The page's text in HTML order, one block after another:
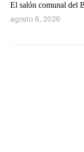
El salón comunal del
agosto 6, 2026